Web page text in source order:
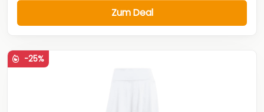
Zum Deal
-25%